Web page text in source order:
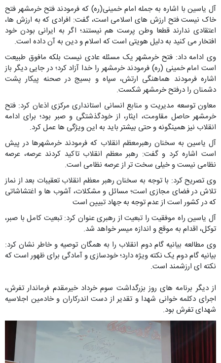
آل یاسین با اشاره به جمله امام خمینی(ره) که فرمودند فتح خرمشهر فتح
خاک نیست فتح ارزش های اسلامی است، گفت: افرادی که به ارزش ها،
اعتقادی ندارند قطعا وطن پرست هم نیستند؛ اگر به ایرانی بودن خود
افتخار می کنید به دلیل هویتی است که اسلام و دین به آن داده است.
وی ادامه داد: فتح خرمشهر یک مسئله عادی نیست بلکه مافوق طبیعت
است امام خمینی (ره) فرمودند خرمشهر را خدا آزاد کرد؛ در جایی دیگر باز
اشاره فرمودند هماهنگی ارتش، سپاه و بسیج در صحنه پیکار پشت
دشمنان را درفتح خرمشهر شکست.
معاون توسعه مدیریت و منابع انسانی استانداری مرکزی اذعان کرد: فتح
خرمشهر حاصل مقاومت، ایثار، از خودگذشتگی و صبر بود؛ برای ادامه
انقلاب نیز همینگونه و حتی بیشتر باید به این ویژگی ها عمل کرد.
آل یاسین به سخنان رهبرمعظم انقلاب که فرمودند خرمشهرها در پیش
است اشاره کرد و گفت: رهبر معظم انقلاب تاکید کردند عرصه، عرصه
نظامی نیست و خیلی سخت تر از عرصه نظامی است.
وی تصریح کرد: با توجه به سخنان رهبر معظم انقلاب تعقیبات بعد از نماز
تلاش در فضای مجازی است؛ مسائل و مشکلات، آشوب ها و اغتشاشاتی
که در کشور است از عدم توجه به جهاد تبیین است
آل یاسین راه موفقیت را تبعیت از رهبری عنوان کرد: تبعیت کامل با صبر،
توکل، اقدام به موقع و اندازه میسر خواهد شد.
وی مطالعه بیانیه گام دوم انقلاب را به همگان توصیه و خاطر نشان کرد:
بیانیه گام دوم یک نکته ویژه دارد؛ خودسازی و آمادگی برای ظهور است که
نکته ای ارزشمند است.
از دیگر برنامه های روز بزرگداشت سوم خرداد خیرمقدم فرماندار تفرش،
اجرای دکلمه خوانی شهدا و تقدیر از دست اندرکاران و خادمین اجلاسیه
شهدای تفرش بود.